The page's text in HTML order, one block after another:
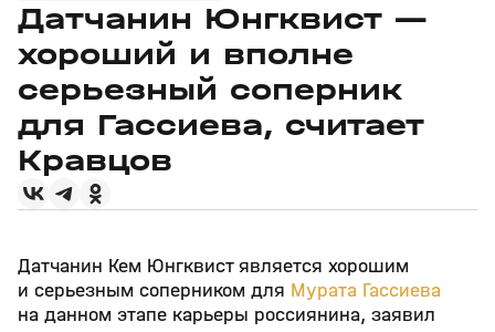
Датчанин Юнгквист —
хороший и вполне
серьезный соперник
для Гассиева, считает
Кравцов
Датчанин Кем Юнгквист является хорошим
и серьезным соперником для Мурата Гассиева
на данном этапе карьеры россиянина, заявил